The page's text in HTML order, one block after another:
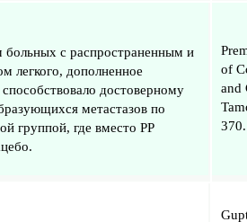
с распространенным и
легкого, дополненное
достоверному
метастазов по
группой, где вместо РР
of
and
370.